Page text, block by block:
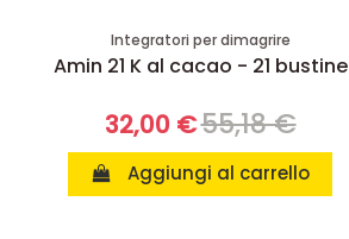
Integratori per dimagrire
Amin 21 K al cacao - 21 bustine
32,00 €55,18 €
Aggiungi al carrello